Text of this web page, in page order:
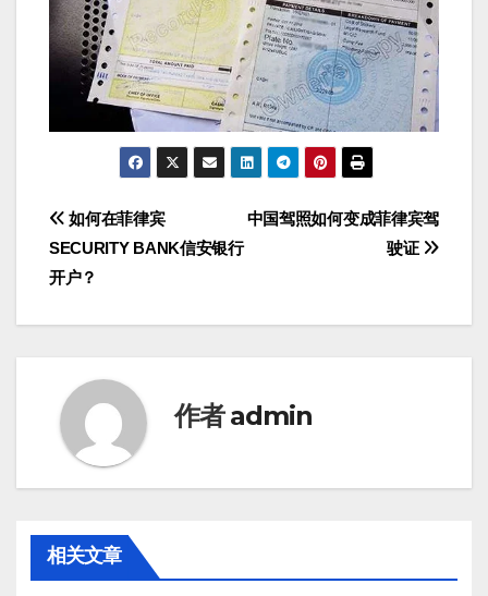
文
章
导
中国驾照如何变成菲律宾驾
驶证
如何在菲律宾
SECURITY BANK信安银行
开户？
作者admin
相关文章